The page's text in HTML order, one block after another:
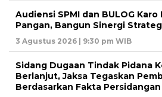
Audiensi SPMI dan BULOG
Pangan, Bangun Sinergi
3 Agustus 2026 | 9:30 pm WIB
Sidang Dugaan Tindak Pidana
Berlanjut, Jaksa Tegaskan
Berdasarkan Fakta Persidangan